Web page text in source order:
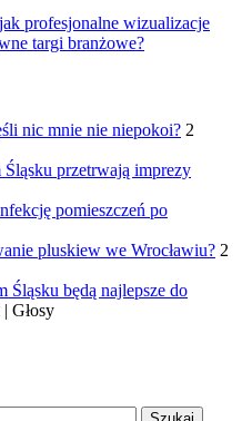
profesjonalne wizualizacje
targi branżowe?
nic mnie nie niepokoi? 2
przetrwają imprezy
pomieszczeń po
pluskiew we Wrocławiu? 2
Śląsku będą najlepsze do
| Głosy